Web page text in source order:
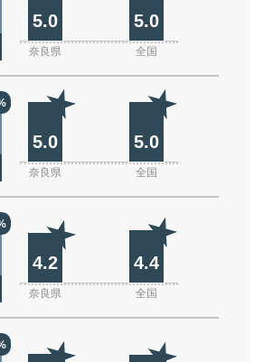
5.0 5.0
奈良県 全国
5.0 5.0
奈良県 全国
4.2 4.4
奈良県 全国